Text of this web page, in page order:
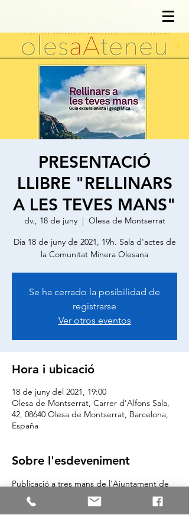
PRESENTACIÓ
LLIBRE "RELLINARS
A LES TEVES MANS"
dv., 18 de juny
  |
Olesa de Montserrat
Dia 18 de juny de 2021, 19h. Sala d'actes de
la Comunitat Minera Olesana
Se ha cerrado la posibilidad de
registrarse
Ver otros eventos
Hora i ubicació
18 de juny del 2021, 19:00
Olesa de Montserrat, Carrer d'Alfons Sala,
42, 08640 Olesa de Montserrat, Barcelona,
España
Sobre l'esdeveniment
Publicació a tres mans de l'Ajuntament de
Rellinars  (+ un poeta) sobre el paisatge de
Rellinars. Un dels autors és l'olesà Joan